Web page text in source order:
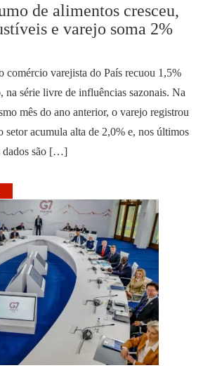
de alimentos cresceu,
e varejo soma 2%
comércio varejista do País recuou 1,5%
na série livre de influências sazonais. Na
mês do ano anterior, o varejo registrou
setor acumula alta de 2,0% e, nos últimos
dados são […]